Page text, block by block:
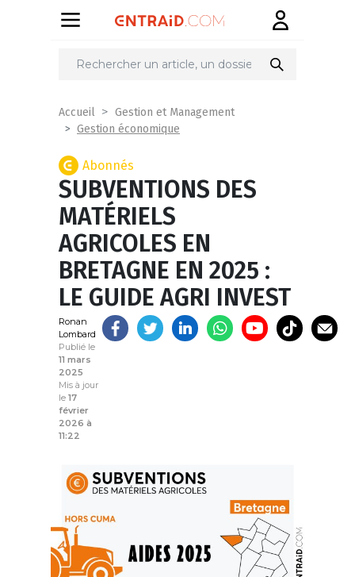
Partager
Accueil
Gestion et Management
Gestion économique
Abonnés
SUBVENTIONS DES
MATÉRIELS
AGRICOLES EN
BRETAGNE EN 2025 :
LE GUIDE AGRI INVEST
Ronan
Lombard
Publié le
11 mars
2025
Mis à jour
le 17
février
2026 à
11:22